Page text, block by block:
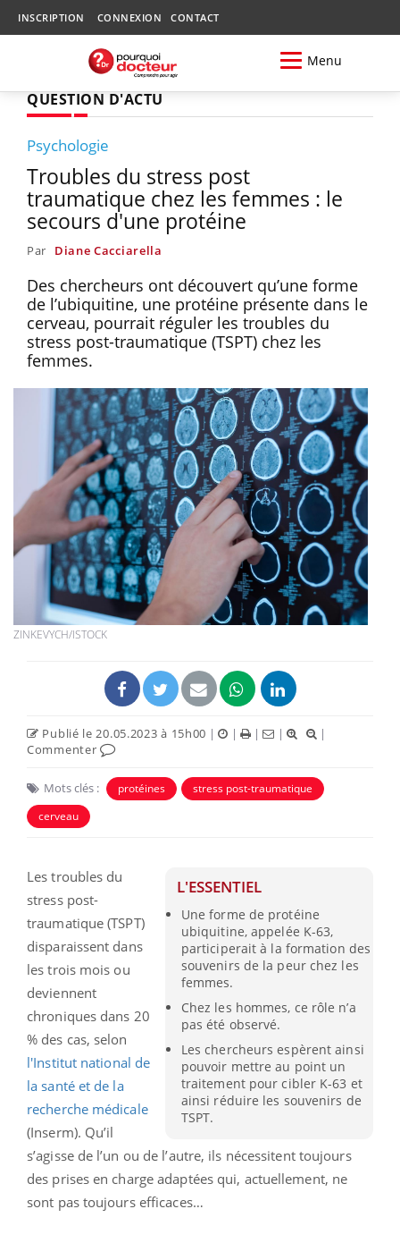
INSCRIPTION CONNEXION CONTACT
Menu
QUESTION D'ACTU
Psychologie
Troubles du stress post
traumatique chez les femmes : le
secours d'une protéine
Par Diane Cacciarella
Des chercheurs ont découvert qu’une forme
de l’ubiquitine, une protéine présente dans le
cerveau, pourrait réguler les troubles du
stress post-traumatique (TSPT) chez les
femmes.
ZINKEVYCH/ISTOCK
Publié le 20.05.2023 à 15h00 | | | |
|
Commenter
Mots clés : protéines
stress post-traumatique
cerveau
L'ESSENTIEL
Une forme de protéine
ubiquitine, appelée K-63,
participerait à la formation des
souvenirs de la peur chez les
femmes.
Chez les hommes, ce rôle n’a
pas été observé.
Les chercheurs espèrent ainsi
pouvoir mettre au point un
traitement pour cibler K-63 et
ainsi réduire les souvenirs de
TSPT.
Les troubles du
stress post-
traumatique (TSPT)
disparaissent dans
les trois mois ou
deviennent
chroniques dans 20
% des cas, selon
l'Institut national de
la santé et de la
recherche médicale
(Inserm). Qu’il
s’agisse de l’un ou de l’autre, ils nécessitent toujours
des prises en charge adaptées qui, actuellement, ne
sont pas toujours efficaces…